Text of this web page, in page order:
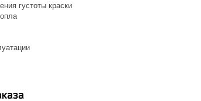
густоты краски